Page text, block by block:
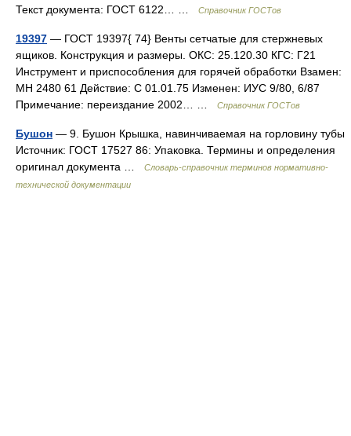
Текст документа: ГОСТ 6122… …
Справочник ГОСТов
19397 — ГОСТ 19397{ 74} Венты сетчатые для стержневых
ящиков. Конструкция и размеры. ОКС: 25.120.30 КГС: Г21
Инструмент и приспособления для горячей обработки Взамен:
МН 2480 61 Действие: С 01.01.75 Изменен: ИУС 9/80, 6/87
Примечание: переиздание 2002… …
Справочник ГОСТов
Бушон — 9. Бушон Крышка, навинчиваемая на горловину тубы
Источник: ГОСТ 17527 86: Упаковка. Термины и определения
оригинал документа …
Словарь-справочник терминов нормативно-
технической документации